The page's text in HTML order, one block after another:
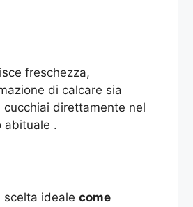
freschezza,
di calcare sia
direttamente nel
abituale .
scelta ideale come